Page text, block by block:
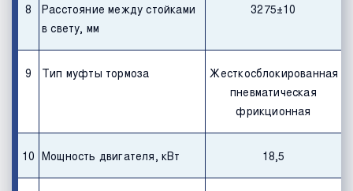
8
Расстояние между стойками
в свету, мм
3275±10
9 Тип муфты тормоза
Жесткосблокированная
пневматическая
фрикционная
10 Мощность двигателя, кВт 18,5